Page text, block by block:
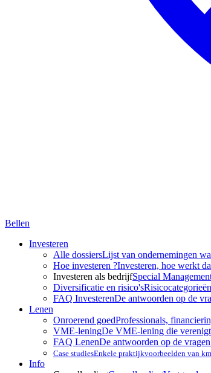
Bellen
Investeren
Alle dossiersLijst van ondernemingen
Hoe investeren ?Investeren, hoe werkt
Investeren als bedrijfSpecial
Diversificatie en risico's
FAQ InvesterenDe antwoorden op de
Lenen
Onroerend goedProfessionals,
VME-leningDe VME-lening die verenigt
FAQ LenenDe antwoorden op de
Case studiesEnkele praktijkvoorbeelden van
Info